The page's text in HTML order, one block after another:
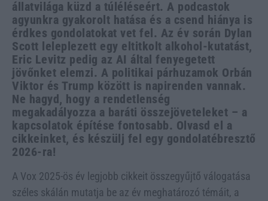
állatvilága küzd a túléléseért. A podcastok
agyunkra gyakorolt hatása és a csend hiánya is
érdkes gondolatokat vet fel. Az év során Dylan
Scott leleplezett egy eltitkolt alkohol-kutatást,
Eric Levitz pedig az AI által fenyegetett
jövőnket elemzi. A politikai párhuzamok Orbán
Viktor és Trump között is napirenden vannak.
Ne hagyd, hogy a rendetlenség
megakadályozza a baráti összejöveteleket – a
kapcsolatok építése fontosabb. Olvasd el a
cikkeinket, és készülj fel egy gondolatébresztő
2026-ra!
A Vox 2025-ös év legjobb cikkeit összegyűjtő válogatása
széles skálán mutatja be az év meghatározó témáit, a